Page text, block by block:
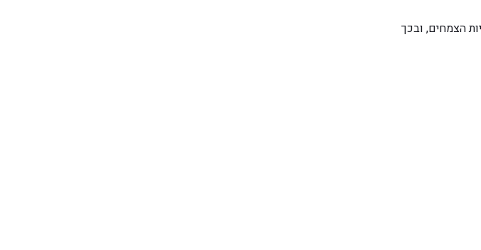
הצמחים, ובכך